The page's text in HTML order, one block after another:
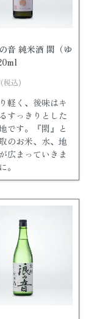
音 純米酒 閖（ゆ
税込)
軽く、後味はキ
すっきりとした
です。『閖』と
のお米、水、地
広まっていきま
。